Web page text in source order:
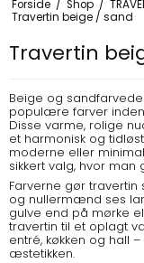
Forside / Shop /
Travertin beige / sand
Travertin
Beige og
populære farver
Disse varme, rolige
et harmonisk og
moderne eller
sikkert valg, hvor
Farverne gør travertin
og nullermænd ses
gulve end på mørke
travertin til et oplagt
entré, køkken og hall
æstetikken.